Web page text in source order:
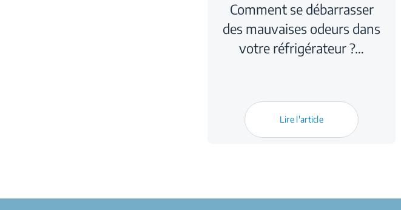
Comment se débarrasser
des mauvaises odeurs dans
votre réfrigérateur ?…
Lire l'article